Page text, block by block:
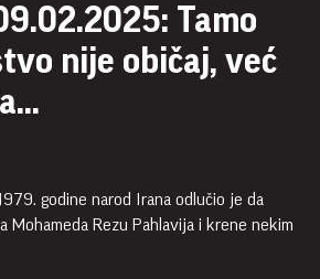
Tamo
nije običaj, već
godine narod Irana odlučio je da
Mohameda Rezu Pahlavija i krene nekim